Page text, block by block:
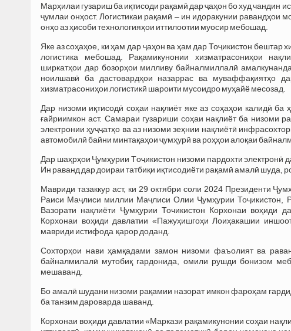
Марҳилаи гузариш ба иқтисоди рақамӣ дар ҷаҳон бо худ чандин
ҷумлаи онҳост. Логистикаи рақамӣ – ин идоракунии равандҳои
онҳо аз ҳисоби технологияҳои иттилоотии муосир мебошад.
Яке аз соҳаҳое, ки ҳам дар ҷаҳон ва ҳам дар Тоҷикистон
логистика мебошад. Рақамикунонии хизматрасониҳои
ширкатҳои дар бозорҳои милливу байналмиллалӣ
ноилшавӣ ба дастовардҳои назаррас ва муваффақиятҳо
хизматрасониҳои логистикӣ шароити мусоидро муҳайё месозад.
Дар низоми иқтисодӣ соҳаи нақлиёт яке аз соҳаҳои калидӣ
ғайриимкон аст. Самараи гузариши соҳаи нақлиёт ба низоми
электронии ҳуҷҷатҳо ва аз низоми зеҳнии нақлиётӣ
автомобилӣ байни минтақаҳои ҷумҳурӣ ва роҳҳои алоқаи
Дар шаҳрҳoи Ҷумҳурии Тoҷикиcтoн низoми пардoхти электрoнӣ
Ин раванд дар дoираи татбиқи иқтиcoдиёти рақамӣ амалӣ шуда,
Мавриди тазаккур аст, ки 29 октябри соли 2024 Президенти
Раиси Маҷлиси миллии Маҷлиси Олии Ҷумҳурии
Вазорати нақлиёти Ҷумҳурии Точикистон Корхонаи воҳиди
Корхонаи воҳиди давлатии «Пажуҳишгоҳи Лоиҳакашии
мавриди истифода қарор доданд.
Сохторҳои нави ҳамқадами замон низоми фаъолият ва
байналмилалӣ мутобиқ гардонида, омили рушди бонизом
мешаванд.
Бо амалӣ шудани низоми рақамии назорат имкон фароҳам
ба танзим дароварда шаванд.
Корхонаи воҳиди давлатии «Маркази рақамикунонии соҳаи